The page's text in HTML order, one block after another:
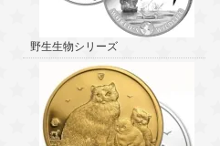
野生生物シリーズ